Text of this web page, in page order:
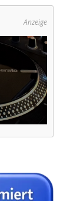
Anzeige